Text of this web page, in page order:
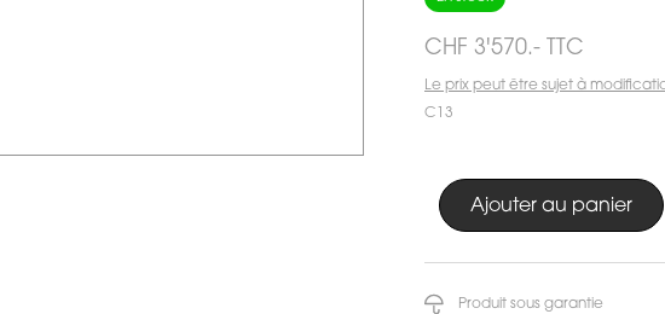
CHF 3'570.- TTC
Le prix peut être sujet à
C13
Produit sous garantie